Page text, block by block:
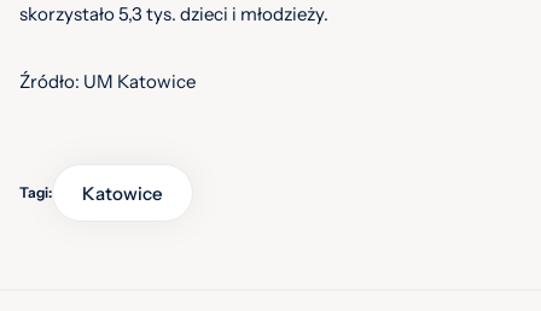
skorzystało 5,3 tys. dzieci i młodzieży.
Źródło: UM Katowice
Tagi: Katowice